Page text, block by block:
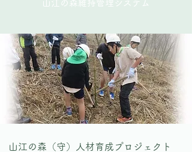
山江の森維持管理システム
山江の森（守）人材育成プロジェクト